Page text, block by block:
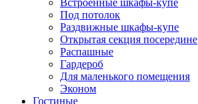
Встроенные шкафы-купе
Под потолок
Раздвижные шкафы-купе
Открытая секция посередине
Распашные
Гардероб
Для маленького помещения
Эконом
Гостиные